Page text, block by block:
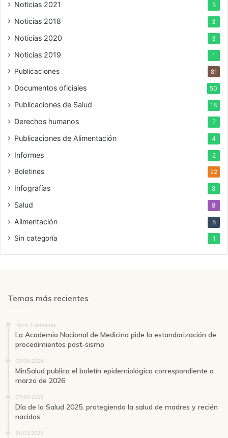
Noticias 2021 5
Noticias 2018 3
Noticias 2020 3
Noticias 2019 1
Publicaciones 81
Documentos oficiales 50
Publicaciones de Salud 18
Derechos humanos 7
Publicaciones de Alimentación 4
Informes 2
Boletines 22
Infografías 8
Salud 8
Alimentación 5
Sin categoría 1
Temas más recientes
Hace 3 semanas
La Academia Nacional de Medicina pide la estandarización de
procedimientos post-sismo
09/04/2026
MinSalud publica el boletín epidemiológico correspondiente a
marzo de 2026
07/04/2025
Día de la Salud 2025: protegiendo la salud de madres y recién
nacidos
21/03/2025